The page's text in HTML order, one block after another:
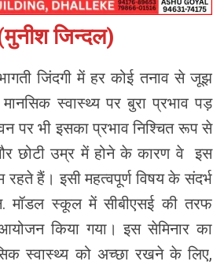
जिन्दल)
जिंदगी में हर कोई तनाव से जूझ
स्वास्थ्य पर बुरा प्रभाव पड़
पर भी इसका प्रभाव निश्चित रूप से
छोटी उम्र में होने के कारण वे इस
हैं। इसी महत्वपूर्ण विषय के संदर्भ
मॉडल स्कूल में सीबीएसई की तरफ
किया गया। इस सेमिनार का
स्वास्थ्य को अच्छा रखने के लिए,